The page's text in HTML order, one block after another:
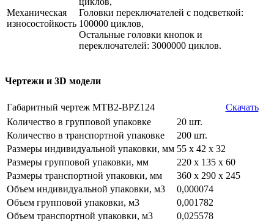
Механическая
износостойкость
Головки переключателей с подсветкой:
100000 циклов,
Остальные головки кнопок и
переключателей: 3000000 циклов.
Чертежи и 3D модели
Габаритный чертеж MTB2-BPZ124
Скачать
Количество в групповой упаковке
20 шт.
Количество в транспортной упаковке
200 шт.
Размеры индивидуальной упаковки, мм 55 х 42 х 32
Размеры групповой упаковки, мм
220 х 135 х 60
Размеры транспортной упаковки, мм
360 х 290 х 245
Объем индивидуальной упаковки, м3
0,000074
Объем групповой упаковки, м3
0,001782
Объем транспортной упаковки, м3
0,025578